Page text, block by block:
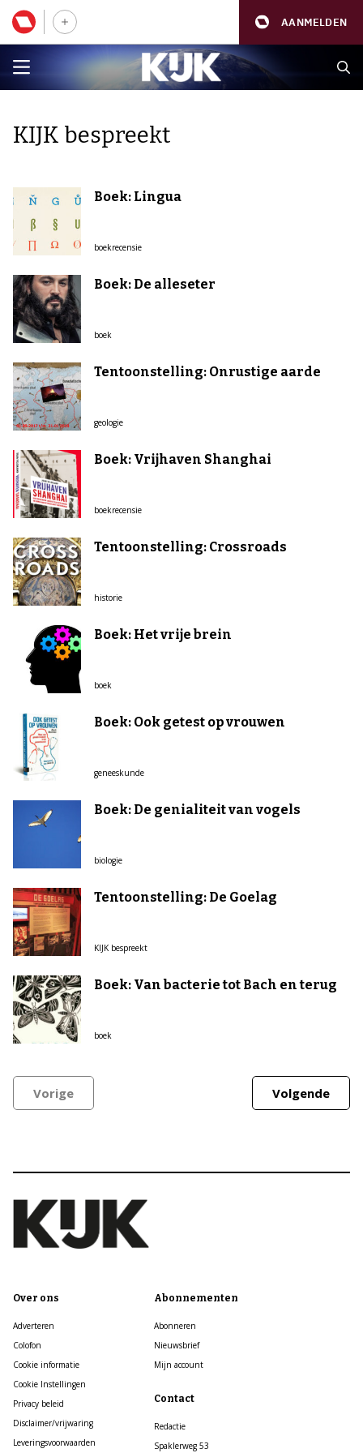
AANMELDEN
KIJK bespreekt
Boek: Lingua
boekrecensie
Boek: De alleseter
boek
Tentoonstelling: Onrustige aarde
geologie
Boek: Vrijhaven Shanghai
boekrecensie
Tentoonstelling: Crossroads
historie
Boek: Het vrije brein
boek
Boek: Ook getest op vrouwen
geneeskunde
Boek: De genialiteit van vogels
biologie
Tentoonstelling: De Goelag
KIJK bespreekt
Boek: Van bacterie tot Bach en terug
boek
Vorige Volgende
Over ons
Adverteren
Colofon
Cookie informatie
Cookie Instellingen
Privacy beleid
Disclaimer/vrijwaring
Leveringsvoorwaarden
Abonnementen
Abonneren
Nieuwsbrief
Mijn account
Contact
Redactie
Spaklerweg 53